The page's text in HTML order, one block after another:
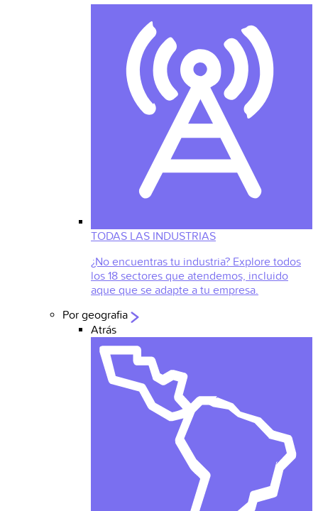
TODAS LAS INDUSTRIAS
¿No encuentras tu industria? Explore todos
los 18 sectores que atendemos, incluido
aque que se adapte a tu empresa.
Por geografia
Atrás